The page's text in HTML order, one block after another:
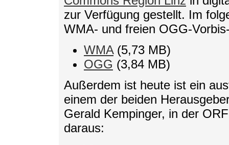
zur Verfügung gestellt. Im
WMA- und freien OGG-
WMA(5,73 MB)
OGG (3,84 MB)
Außerdem ist heute ist ein
einem der beiden
Gerald Kempinger, in der
daraus: